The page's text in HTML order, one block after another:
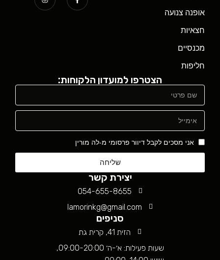
אופנה צנועה
חצאיות
מכנסיים
חליפות
הצטרפו למועדון הלקוחות:
אני מסכים לקבל דיוור פרסומי מ-לה מורין
שליחה
יצירת קשר
054-655-8655
lamorinkg@gmail.com
סניפים
הזית 41, קרית גת
שעות פעילות: א׳-ה׳ 09:00-20:00,